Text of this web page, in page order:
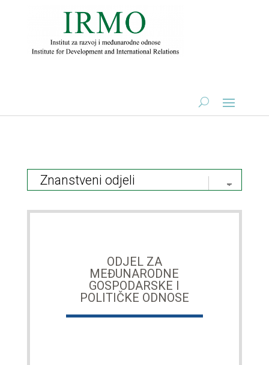
ODJEL ZA
MEĐUNARODNE
GOSPODARSKE I
POLITIČKE ODNOSE